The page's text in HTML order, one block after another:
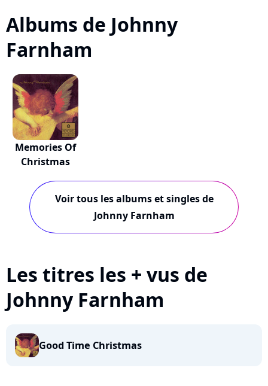
Albums de Johnny
Farnham
Memories Of
Christmas
Voir tous les albums et singles de
Johnny Farnham
Les titres les + vus de
Johnny Farnham
Good Time Christmas